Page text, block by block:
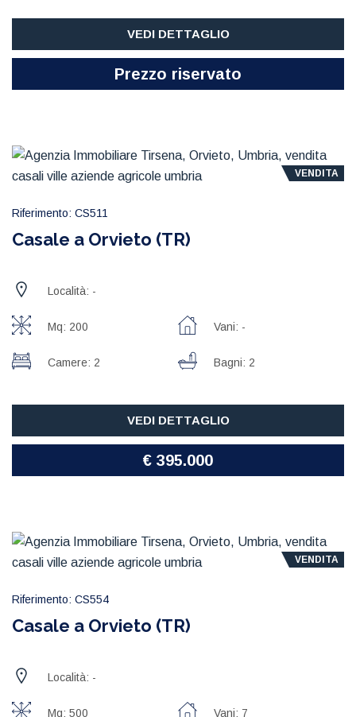
VEDI DETTAGLIO
Prezzo riservato
VENDITA
Riferimento: CS511
Casale a Orvieto (TR)
Località: -
Mq: 200 Vani: -
Camere: 2 Bagni: 2
VEDI DETTAGLIO
€ 395.000
VENDITA
Riferimento: CS554
Casale a Orvieto (TR)
Località: -
Mq: 500 Vani: 7